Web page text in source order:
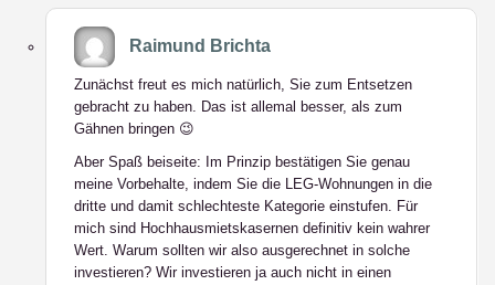
Raimund Brichta
Zunächst freut es mich natürlich, Sie zum Entsetzen
gebracht zu haben. Das ist allemal besser, als zum
Gähnen bringen 😉
Aber Spaß beiseite: Im Prinzip bestätigen Sie genau
meine Vorbehalte, indem Sie die LEG-Wohnungen in die
dritte und damit schlechteste Kategorie einstufen. Für
mich sind Hochhausmietskasernen definitiv kein wahrer
Wert. Warum sollten wir also ausgerechnet in solche
investieren? Wir investieren ja auch nicht in einen